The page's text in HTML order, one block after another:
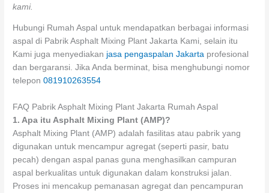
kami.
Hubungi Rumah Aspal untuk mendapatkan berbagai informasi
aspal di Pabrik Asphalt Mixing Plant Jakarta Kami, selain itu
Kami juga menyediakan jasa pengaspalan Jakarta profesional
dan bergaransi. Jika Anda berminat, bisa menghubungi nomor
telepon081910263554
FAQ Pabrik Asphalt Mixing Plant Jakarta Rumah Aspal
1. Apa itu Asphalt Mixing Plant (AMP)?
Asphalt Mixing Plant (AMP) adalah fasilitas atau pabrik yang
digunakan untuk mencampur agregat (seperti pasir, batu
pecah) dengan aspal panas guna menghasilkan campuran
aspal berkualitas untuk digunakan dalam konstruksi jalan.
Proses ini mencakup pemanasan agregat dan pencampuran